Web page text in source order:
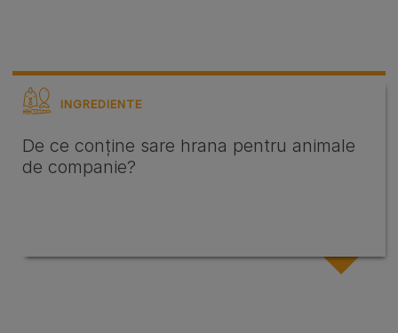
INGREDIENTE
De ce conține sare hrana pentru animale
de companie?